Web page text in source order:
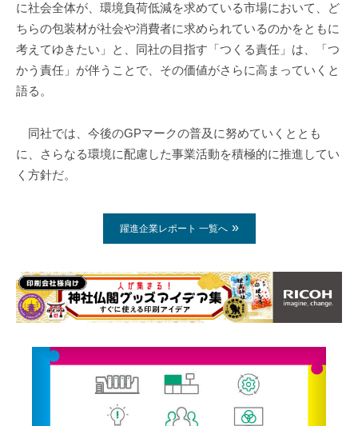
に社会全体が、環境負荷低減を求めている市場において、ど
ちらの包装材が社会や消費者に求められているのかをともに
考えてゆきたい」と、同社の目指す「つくる責任」は、「つ
かう責任」が伴うことで、その価値がさらに高まっていくと
語る。
同社では、今後のGPマークの普及に努めていくととも
に、さらなる環境に配慮した事業活動を積極的に推進してい
く方針だ。
躍進企業レポート 一覧へ